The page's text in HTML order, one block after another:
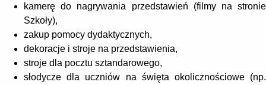
kamerę do nagrywania przedstawień (filmy na stronie
Szkoły),
zakup pomocy dydaktycznych,
dekoracje i stroje na przedstawienia,
stroje dla pocztu sztandarowego,
słodycze dla uczniów na święta okolicznościowe (np.